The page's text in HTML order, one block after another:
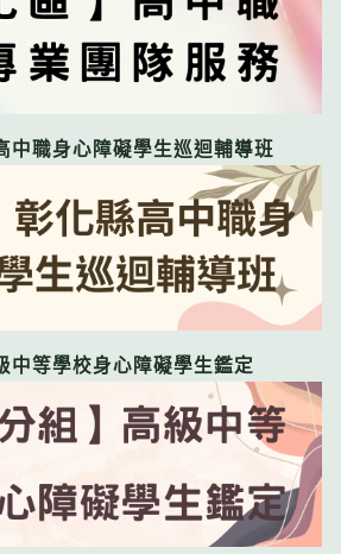
中職身心障礙學生巡迴輔導班
中等學校身心障礙學生鑑定